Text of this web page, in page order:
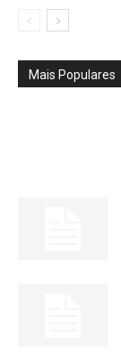
Mais Populares